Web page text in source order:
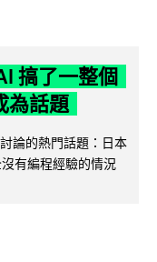
搞了一整個
為話題
論的熱門話題：日本
有編程經驗的情況